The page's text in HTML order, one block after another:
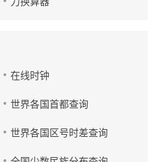
在线时钟
世界各国首都查询
世界各国区号时差查询